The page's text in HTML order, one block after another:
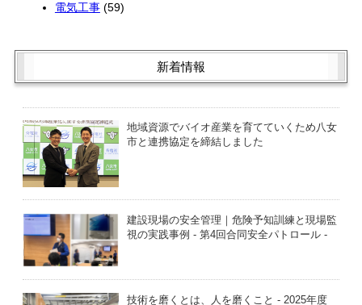
電気工事(59)
新着情報
地域資源でバイオ産業を育てていくため八女
市と連携協定を締結しました
建設現場の安全管理｜危険予知訓練と現場監
視の実践事例 - 第4回合同安全パトロール -
技術を磨くとは、人を磨くこと - 2025年度